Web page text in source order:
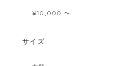
¥10,000 〜
サイズ